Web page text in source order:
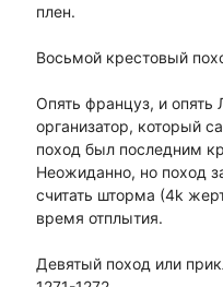
плен.
Восьмой крестовый
Опять француз, и
организатор, который
поход был последним
Неожиданно, но поход
считать шторма (4k
время отплытия.
Девятый поход или